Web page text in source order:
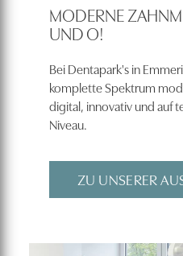
MODERNE
UND O!
Bei Dentapark's in
komplette Spektrum
digital, innovativ und auf
Niveau.
ZU UNSERER